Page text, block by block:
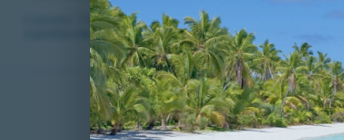
Concorso 3700 Allievi Carabinieri: continuano le vittorie al Tar
CLAUDIA CARADONNA AGOSTO 24, 2019